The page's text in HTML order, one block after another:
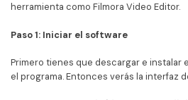
herramienta como Filmora Video Editor.
Paso 1: Iniciar el software
Primero tienes que descargar e instalar
el programa. Entonces verás la interfaz